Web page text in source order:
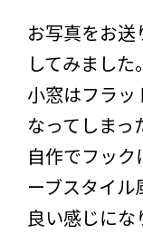
お写真をお
してみました。
小窓はフラッ
なってしまっ
自作でフッ
ーブスタイル
良い感じにな